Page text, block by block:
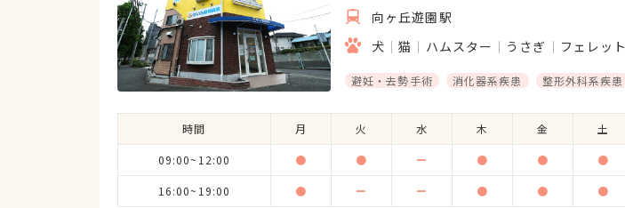
向ヶ丘遊園駅
犬
猫 ハムスター うさぎ フェレット
避妊・去勢手術 消化器系疾患 整形外科系疾患
時間 月 火 水 木 金 土
09:00~12:00 ● ● ー ● ● ●
16:00~19:00 ● ー ー ● ● ●